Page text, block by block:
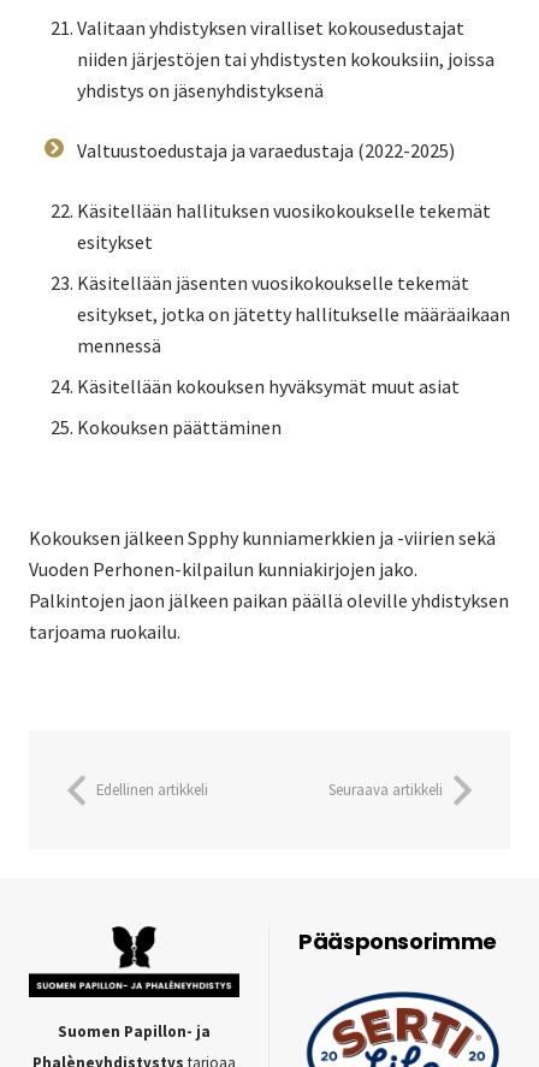
Valitaan yhdistyksen viralliset kokousedustajat
niiden järjestöjen tai yhdistysten kokouksiin, joissa
yhdistys on jäsenyhdistyksenä
Valtuustoedustaja ja varaedustaja (2022-2025)
Käsitellään hallituksen vuosikokoukselle tekemät
esitykset
Käsitellään jäsenten vuosikokoukselle tekemät
esitykset, jotka on jätetty hallitukselle määräaikaan
mennessä
Käsitellään kokouksen hyväksymät muut asiat
Kokouksen päättäminen
Kokouksen jälkeen Spphy kunniamerkkien ja -viirien sekä
Vuoden Perhonen-kilpailun kunniakirjojen jako.
Palkintojen jaon jälkeen paikan päällä oleville yhdistyksen
tarjoama ruokailu.
Edellinen artikkeli Seuraava artikkeli
Suomen Papillon- ja
Phalèneyhdistystys tarjoaa
Pääsponsorimme